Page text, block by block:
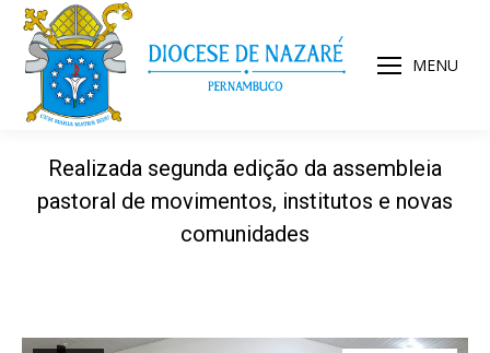
MENU
Realizada segunda edição da assembleia
pastoral de movimentos, institutos e novas
comunidades